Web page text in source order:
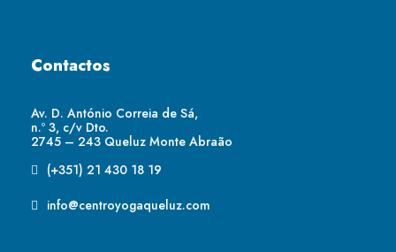
Contactos
Av. D. António Correia de Sá,
n.º 3, c/v Dto.
2745 – 243 Queluz Monte Abraão
(+351) 21 430 18 19
info@centroyogaqueluz.com